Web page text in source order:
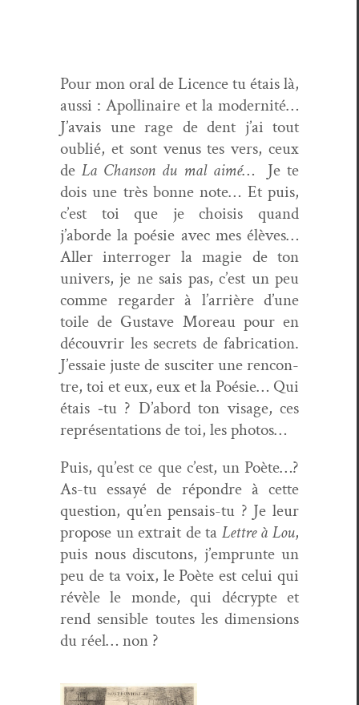
Pour mon oral de Licence tu étais là,
aus­si : Apol­li­naire et la moder­nité…
J’avais une rage de dent j’ai tout
oublié, et sont venus tes vers, ceux
de La Chan­son du mal aimé… Je te
dois une très bonne note… Et puis,
c’est toi que je choi­sis quand
j’aborde la poésie avec mes élèves…
Aller inter­roger la magie de ton
univers, je ne sais pas, c’est un peu
comme regarder à l’arrière d’une
toile de Gus­tave More­au pour en
décou­vrir les secrets de fab­ri­ca­tion.
J’essaie juste de sus­citer une ren­con­
tre, toi et eux, eux et la Poésie… Qui
étais ‑tu ? D’abord ton vis­age, ces
représen­ta­tions de toi, les photos…
Puis, qu’est ce que c’est, un Poète…?
As-tu essayé de répon­dre à cette
ques­tion, qu’en pen­sais-tu ? Je leur
pro­pose un extrait de ta Let­tre à Lou,
puis nous dis­cu­tons, j’emprunte un
peu de ta voix, le Poète est celui qui
révèle le monde, qui décrypte et
rend sen­si­ble toutes les dimen­sions
du réel… non ?